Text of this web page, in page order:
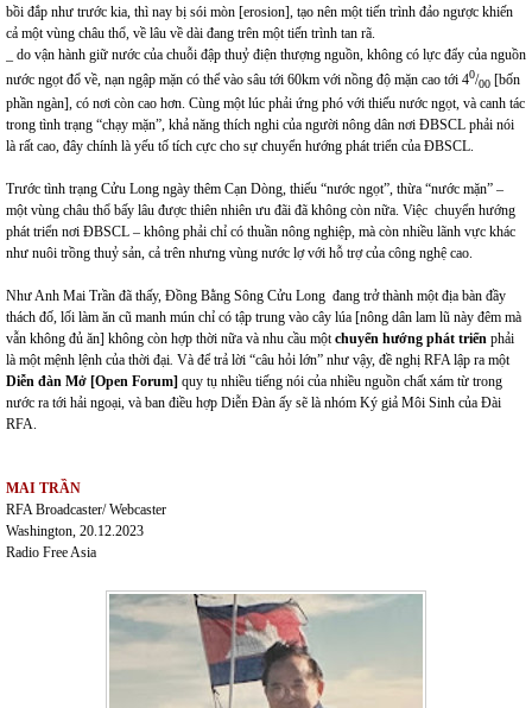
bồi đắp như trước kia, thì nay bị sói mòn [erosion], tạo nên một tiến trình đảo ngược khiến
cả một vùng châu thổ, về lâu về dài đang trên một tiến trình tan rã.
_ do vận hành giữ nước của chuỗi đập thuỷ điện thượng nguồn, không có lực đẩy của nguồn
nước ngọt đổ về, nạn ngập mặn có thể vào sâu tới 60km với nồng độ mặn cao tới 40/00 [bốn
phần ngàn], có nơi còn cao hơn. Cùng một lúc phải ứng phó với thiếu nước ngọt, và canh tác
trong tình trạng “chạy mặn”, khả năng thích nghi của người nông dân nơi ĐBSCL phải nói
là rất cao, đây chính là yếu tố tích cực cho sự chuyển hướng phát triển của ĐBSCL.
Trước tình trạng Cửu Long ngày thêm Cạn Dòng, thiếu “nước ngọt”, thừa “nước mặn” –
một vùng châu thổ bấy lâu được thiên nhiên ưu đãi đã không còn nữa. Việc chuyển hướng
phát triển nơi ĐBSCL – không phải chỉ có thuần nông nghiệp, mà còn nhiều lãnh vực khác
như nuôi trồng thuỷ sản, cả trên nhưng vùng nước lợ với hỗ trợ của công nghệ cao.
Như Anh Mai Trần đã thấy, Đồng Bằng Sông Cửu Long đang trở thành một địa bàn đầy
thách đố, lối làm ăn cũ manh mún chỉ có tập trung vào cây lúa [nông dân lam lũ này đêm mà
vẫn không đủ ăn] không còn hợp thời nữa và nhu cầu mộtchuyển hướng phát triển phải
là một mệnh lệnh của thời đại. Và để trả lời “câu hỏi lớn” như vậy, đề nghị RFA lập ra một
Diễn đàn Mở [Open Forum] quy tụ nhiều tiếng nói của nhiều nguồn chất xám từ trong
nước ra tới hải ngoại, và ban điều hợp Diễn Đàn ấy sẽ là nhóm Ký giả Môi Sinh của Đài
RFA.
MAI TRẦN
RFA Broadcaster/ Webcaster
Washington, 20.12.2023
Radio Free Asia